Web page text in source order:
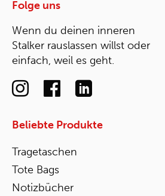
Folge uns
Wenn du deinen inneren
Stalker rauslassen willst oder
einfach, weil es geht.
Beliebte Produkte
Tragetaschen
Tote Bags
Notizbücher